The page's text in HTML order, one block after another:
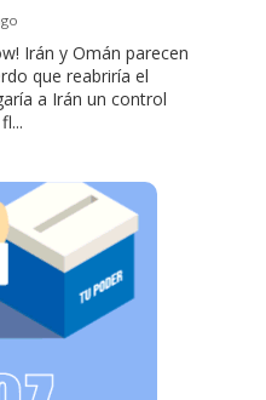
Irán y Omán parecen
que reabriría el
a Irán un control